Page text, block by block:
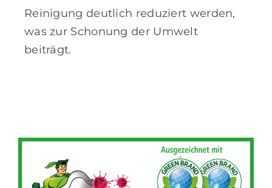
Reinigung deutlich reduziert werden,
was zur Schonung der Umwelt
beiträgt.